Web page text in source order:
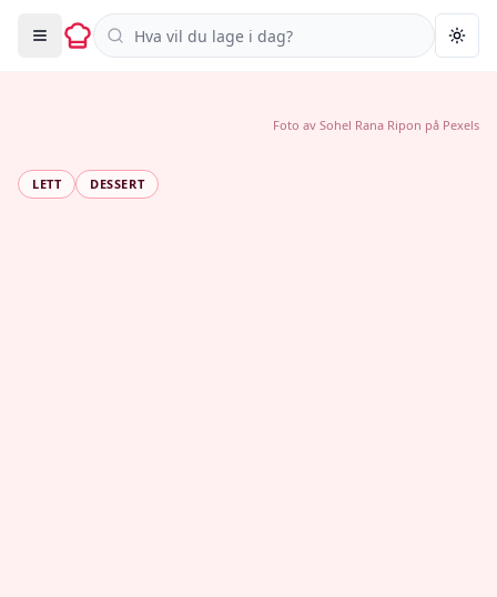
Søk i oppskrifter
LETT DESSERT
Foto av Sohel Rana Ripon på Pexels